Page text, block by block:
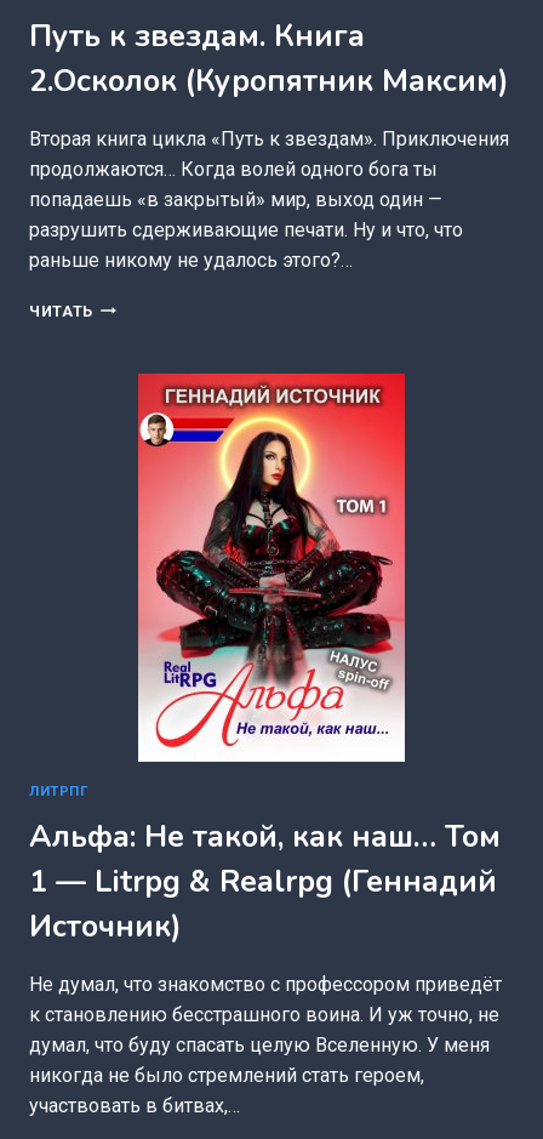
Путь к звездам. Книга
2.Осколок (Куропятник Максим)
Вторая книга цикла «Путь к звездам». Приключения
продолжаются… Когда волей одного бога ты
попадаешь «в закрытый» мир, выход один —
разрушить сдерживающие печати. Ну и что, что
раньше никому не удалось этого?…
ЧИТАТЬ ПУТЬ
КНИГА
2.ОСКОЛОК
(КУРОПЯТНИК
МАКСИМ)
ЛИТРПГ
Альфа: Не такой, как наш… Том
1 — Litrpg & Realrpg (Геннадий
Источник)
Не думал, что знакомство с профессором приведёт
к становлению бесстрашного воина. И уж точно, не
думал, что буду спасать целую Вселенную. У меня
никогда не было стремлений стать героем,
участвовать в битвах,…